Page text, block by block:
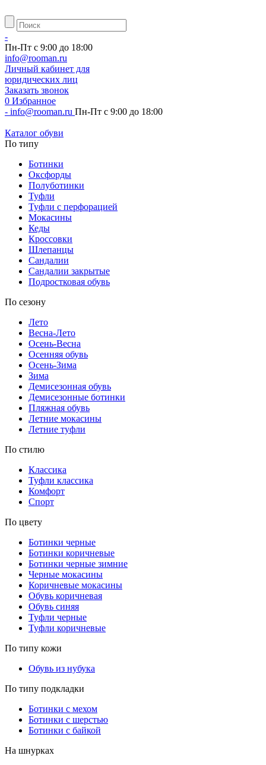
-
Пн-Пт с 9:00 до 18:00
info@rooman.ru
Личный кабинет для
юридических лиц
Заказать звонок
0 Избранное
- info@rooman.ru Пн-Пт с 9:00 до 18:00
Каталог обуви
По типу
Ботинки
Оксфорды
Полуботинки
Туфли
Туфли с перфорацией
Мокасины
Кеды
Кроссовки
Шлепанцы
Сандалии
Сандалии закрытые
Подростковая обувь
По сезону
Лето
Весна-Лето
Осень-Весна
Осенняя обувь
Осень-Зима
Зима
Демисезонная обувь
Демисезонные ботинки
Пляжная обувь
Летние мокасины
Летние туфли
По стилю
Классика
Туфли классика
Комфорт
Спорт
По цвету
Ботинки черные
Ботинки коричневые
Ботинки черные зимние
Черные мокасины
Коричневые мокасины
Обувь коричневая
Обувь синяя
Туфли черные
Туфли коричневые
По типу кожи
Обувь из нубука
По типу подкладки
Ботинки с мехом
Ботинки с шерстью
Ботинки с байкой
На шнурках